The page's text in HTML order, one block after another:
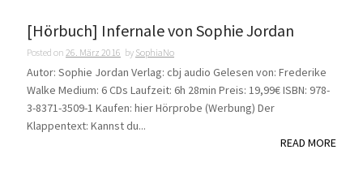
[Hörbuch] Infernale von Sophie Jordan
Posted on 26. März 2016 by SophiaNo
Autor: Sophie Jordan Verlag: cbj audio Gelesen von: Frederike
Walke Medium: 6 CDs Laufzeit: 6h 28min Preis: 19,99€ ISBN: 978-
3-8371-3509-1 Kaufen: hier Hörprobe (Werbung) Der
Klappentext: Kannst du...
READ MORE